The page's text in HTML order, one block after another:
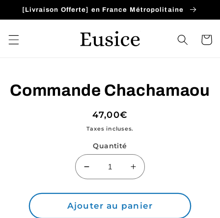
passer
au
[Livraison Offerte] en France Métropolitaine
Panier
Passer aux
informations
Commande Chachamaou
Prix
habituel
47,00€
Taxes incluses.
Quantité
Réduire
la
quantité
de
Augmenter
la
quantité
de
Ajouter au panier